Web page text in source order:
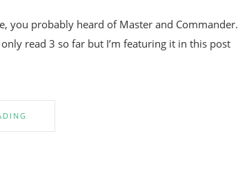
you probably heard of Master and Commander.
read 3 so far but I’m featuring it in this post